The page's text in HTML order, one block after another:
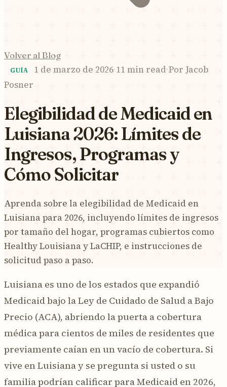
Volver al Blog
GUÍA 1 de marzo de 2026·11 min read·Por Jacob
Posner
Elegibilidad de Medicaid en
Luisiana 2026: Límites de
Ingresos, Programas y
Cómo Solicitar
Aprenda sobre la elegibilidad de Medicaid en
Luisiana para 2026, incluyendo límites de ingresos
por tamaño del hogar, programas cubiertos como
Healthy Louisiana y LaCHIP, e instrucciones de
solicitud paso a paso.
Luisiana es uno de los estados que expandió
Medicaid bajo la Ley de Cuidado de Salud a Bajo
Precio (ACA), abriendo la puerta a cobertura
médica para cientos de miles de residentes que
previamente caían en un vacío de cobertura. Si
vive en Luisiana y se pregunta si usted o su
familia podrían calificar para Medicaid en 2026,